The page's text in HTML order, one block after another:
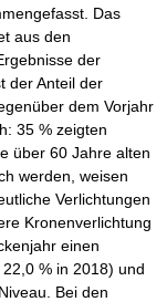
Das
aus den
der
der Anteil der
dem Vorjahr
35 % zeigten
über 60 Jahre alten
werden, weisen
Verlichtungen
Kronenverlichtung
einen
% in 2018) und
Bei den